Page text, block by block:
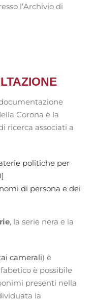
l’Archivio di
Corona è la
ricerca associati a
politiche per
di persona e dei
, la serie nera e la
camerali) è
è possibile
presenti nella
la